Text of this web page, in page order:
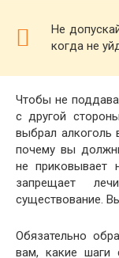
Не
когда не
Чтобы не
с другой
выбрал алкоголь
почему вы
не приковывает
запрещает
существование.
Обязательно
вам, какие шаги